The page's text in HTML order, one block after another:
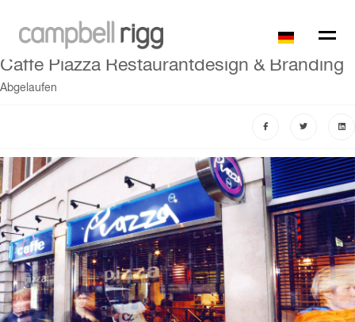
Caffe Piazza Restaurantdesign & Branding
Abgelaufen